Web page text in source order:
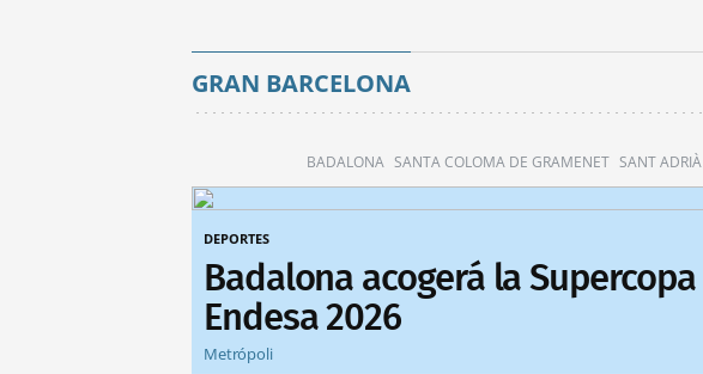
GRAN BARCELONA
BADALONA SANTA COLOMA DE GRAMENET SANT ADRIÀ
DEPORTES
Badalona acogerá la Supercopa
Endesa 2026
Metrópoli